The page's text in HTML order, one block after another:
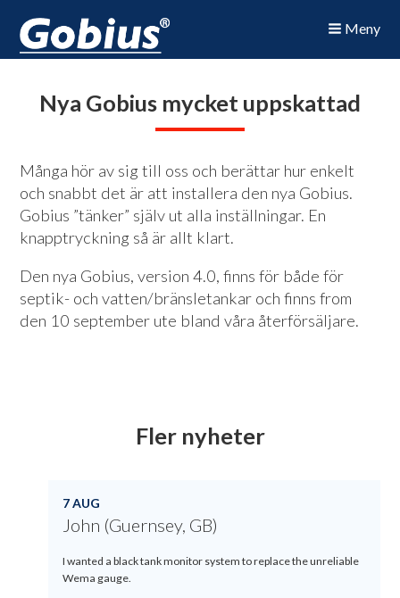
Meny
Nya Gobius mycket uppskattad
Många hör av sig till oss och berättar hur enkelt
och snabbt det är att installera den nya Gobius.
Gobius ”tänker” själv ut alla inställningar. En
knapptryckning så är allt klart.
Den nya Gobius, version 4.0, finns för både för
septik- och vatten/bränsletankar och finns from
den 10 september ute bland våra återförsäljare.
Fler nyheter
7 AUG
John (Guernsey, GB)
I wanted a black tank monitor system to replace the unreliable
Wema gauge.